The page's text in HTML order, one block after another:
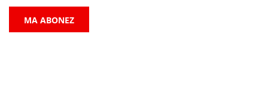
MA ABONEZ